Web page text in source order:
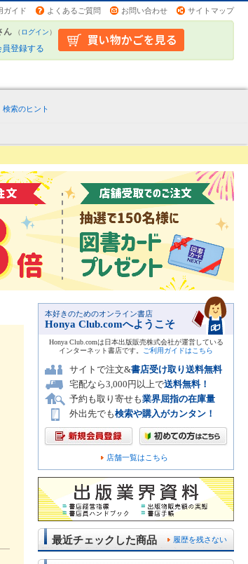
ガイド よくあるご質問 お問い合わせ サイトマップ
ん （ログイン）
登録する
検索のヒント
本好きのためのオンライン書店
Honya Club.comへようこそ
Honya Club.comは日本出版販売株式会社が運営している
インターネット書店です。
ご利用ガイドはこちら
サイトで注文&書店受け取り送料無料
宅配なら3,000円以上で送料無料！
予約も取り寄せも業界屈指の在庫量
外出先でも検索や購入がカンタン！
店舗一覧はこちら
履歴を残さない
最近チェックした商品